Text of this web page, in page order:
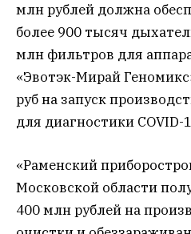
млн рублей должна
более 900 тысяч
млн фильтров для
«Эвотэк-Мирай
руб на запуск
для диагностики COVID-
«Раменский
Московской области
400 млн рублей на